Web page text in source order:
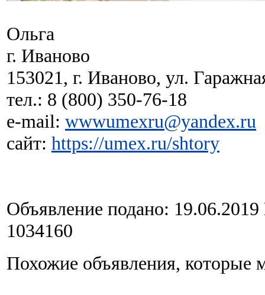
Ольга
г. Иваново
153021, г. Иваново, ул.
тел.: 8 (800) 350-76-18
e-mail: wwwumexru@yandex.ru
сайт: https://umex.ru/shtory
Объявление подано:
1034160
Похожие объявления, которые